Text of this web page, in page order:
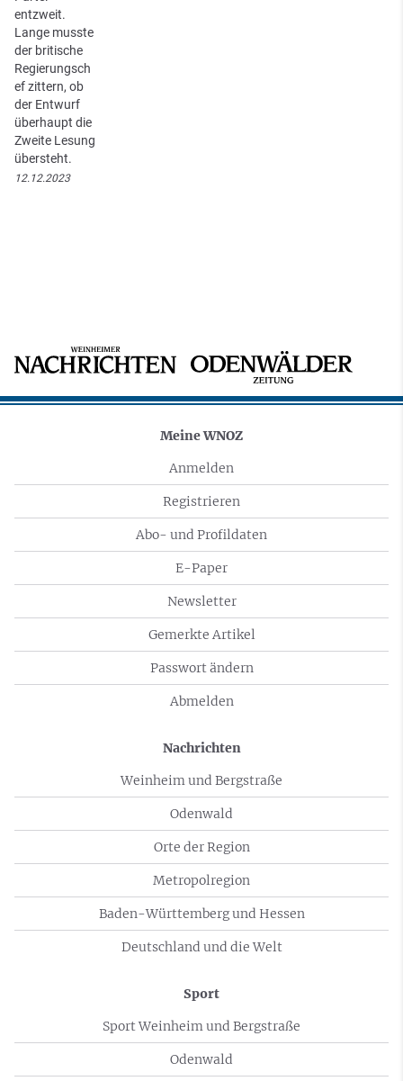
entzweit.
Lange musste
der britische
Regierungsch
ef zittern, ob
der Entwurf
überhaupt die
Zweite Lesung
übersteht.
12.12.2023
Meine WNOZ
Anmelden
Registrieren
Abo- und Profildaten
E-Paper
Newsletter
Gemerkte Artikel
Passwort ändern
Abmelden
Nachrichten
Weinheim und Bergstraße
Odenwald
Orte der Region
Metropolregion
Baden-Württemberg und Hessen
Deutschland und die Welt
Sport
Sport Weinheim und Bergstraße
Odenwald